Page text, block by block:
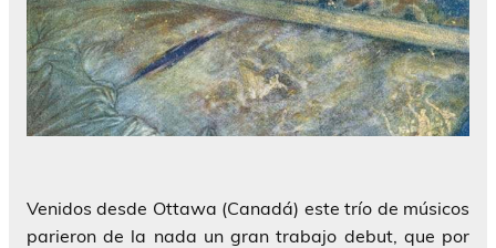
Venidos desde Ottawa (Canadá) este trío de músicos
parieron de la nada un gran trabajo debut, que por